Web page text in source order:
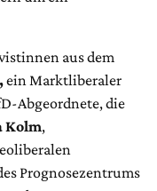
aus dem
,ein Marktliberaler
Abgeordnete, die
Kolm,
Prognosezentrums